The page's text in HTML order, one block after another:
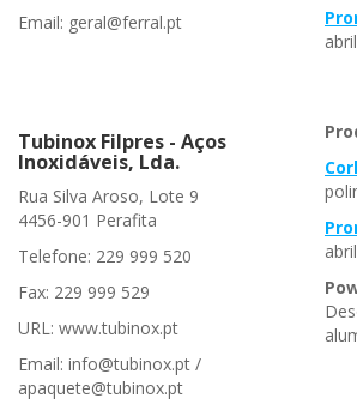
Email: geral@ferral.pt
Tubinox Filpres - Aços
Inoxidáveis, Lda.
Rua Silva Aroso, Lote 9
4456-901 Perafita
Telefone: 229 999 520
Fax: 229 999 529
URL: www.tubinox.pt
Email: info@tubinox.pt /
apaquete@tubinox.pt